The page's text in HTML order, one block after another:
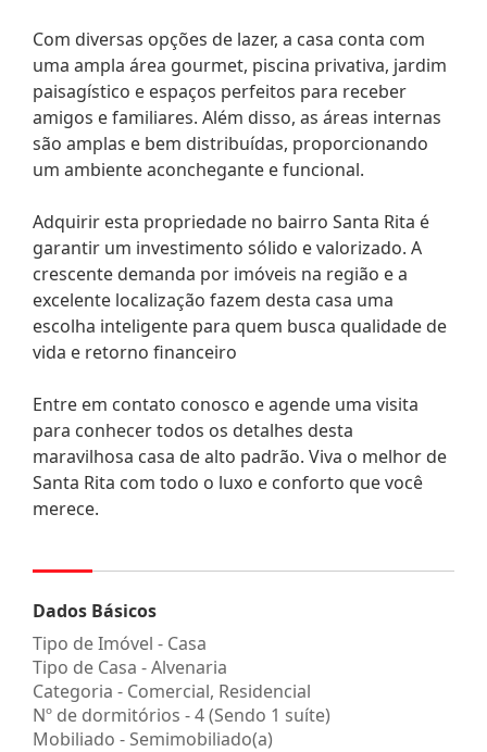
Com diversas opções de lazer, a casa conta com
uma ampla área gourmet, piscina privativa, jardim
paisagístico e espaços perfeitos para receber
amigos e familiares. Além disso, as áreas internas
são amplas e bem distribuídas, proporcionando
um ambiente aconchegante e funcional.
Adquirir esta propriedade no bairro Santa Rita é
garantir um investimento sólido e valorizado. A
crescente demanda por imóveis na região e a
excelente localização fazem desta casa uma
escolha inteligente para quem busca qualidade de
vida e retorno financeiro
Entre em contato conosco e agende uma visita
para conhecer todos os detalhes desta
maravilhosa casa de alto padrão. Viva o melhor de
Santa Rita com todo o luxo e conforto que você
merece.
Dados Básicos
Tipo de Imóvel - Casa
Tipo de Casa - Alvenaria
Categoria - Comercial, Residencial
Nº de dormitórios - 4 (Sendo 1 suíte)
Mobiliado - Semimobiliado(a)